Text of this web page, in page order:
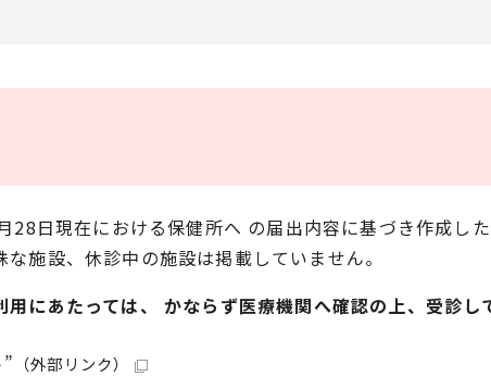
28日現在における保健所へ の届出内容に基づき作成し
施設、休診中の施設は掲載していません。
にあたっては、 かならず医療機関へ確認の上、受診し
（外部リンク）